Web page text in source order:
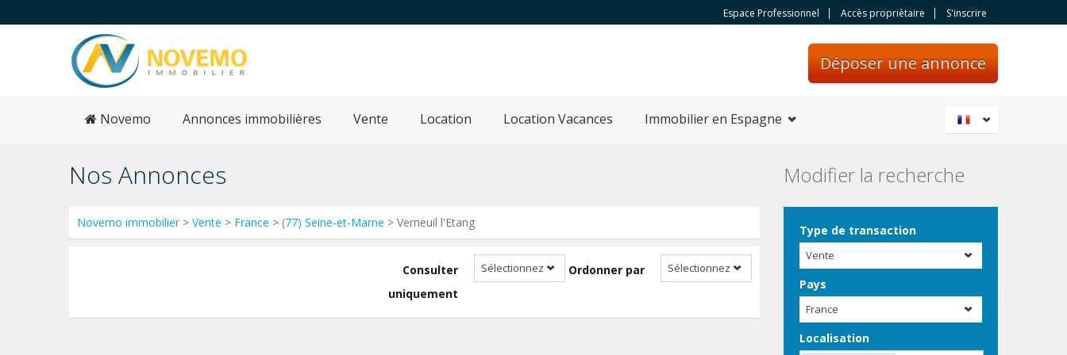
Espace Professionnel Accès propriètaire S'inscrire
Déposer une annonce
Novemo Annonces immobilières Vente Location Location Vacances Immobilier en Espagne
Nos Annonces
Novemo immobilier> Vente > France > (77) Seine-et-Marne > Verneuil l'Etang
Ordonner par Sélectionnez
Consulter
uniquement
Sélectionnez
Modifier la recherche
Type de transaction
Vente
Pays
France
Localisation